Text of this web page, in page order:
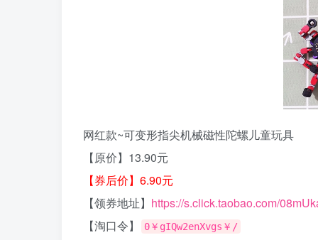
网红款~可变形指尖机械磁性陀螺儿童玩具
【原价】13.90元
【券后价】6.90元
【领券地址】 https://s.click.taobao.com/
【淘口令】
0￥gIQw2enXvgs￥/